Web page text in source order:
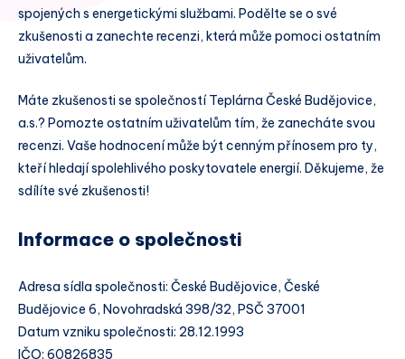
spojených s energetickými službami. Podělte se o své
zkušenosti a zanechte recenzi, která může pomoci ostatním
uživatelům.
Máte zkušenosti se společností Teplárna České Budějovice,
a.s.? Pomozte ostatním uživatelům tím, že zanecháte svou
recenzi. Vaše hodnocení může být cenným přínosem pro ty,
kteří hledají spolehlivého poskytovatele energií. Děkujeme, že
sdílíte své zkušenosti!
Informace o společnosti
Adresa sídla společnosti: České Budějovice, České
Budějovice 6, Novohradská 398/32, PSČ 37001
Datum vzniku společnosti: 28.12.1993
IČO: 60826835